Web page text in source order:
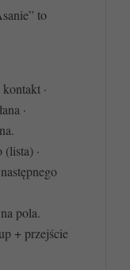
to
·
·
(lista) ·
pola.
+ przejście